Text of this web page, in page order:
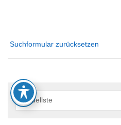
Suchformular zurücksetzen